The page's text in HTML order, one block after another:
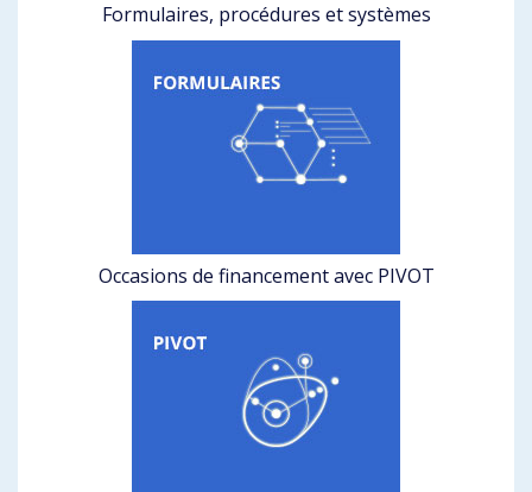
Formulaires, procédures et systèmes
Occasions de financement avec PIVOT